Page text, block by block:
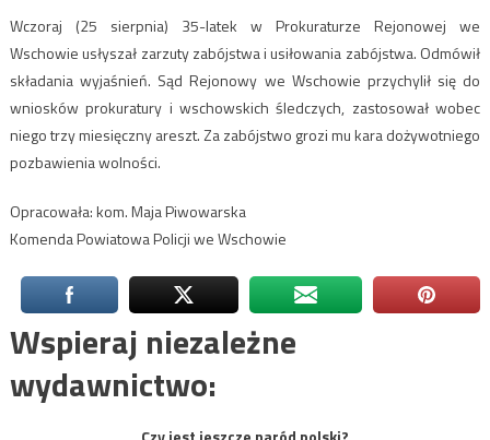
Wczoraj (25 sierpnia) 35-latek w Prokuraturze Rejonowej we
Wschowie usłyszał zarzuty zabójstwa i usiłowania zabójstwa. Odmówił
składania wyjaśnień. Sąd Rejonowy we Wschowie przychylił się do
wniosków prokuratury i wschowskich śledczych, zastosował wobec
niego trzy miesięczny areszt. Za zabójstwo grozi mu kara dożywotniego
pozbawienia wolności.
Opracowała: kom. Maja Piwowarska
Komenda Powiatowa Policji we Wschowie
Wspieraj niezależne
wydawnictwo: